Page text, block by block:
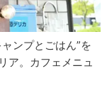
ンプとごはん”を
ア。カフェメニュ